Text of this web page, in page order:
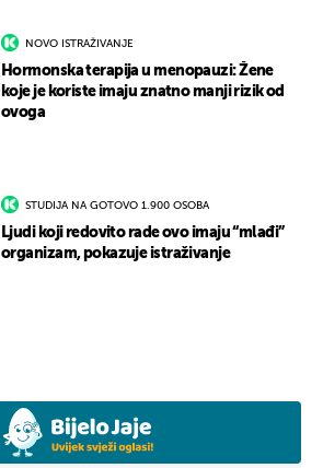
NOVO ISTRAŽIVANJE
Hormonska terapija u menopauzi: Žene
koje je koriste imaju znatno manji rizik od
ovoga
STUDIJA NA GOTOVO 1.900 OSOBA
Ljudi koji redovito rade ovo imaju “mlađi”
organizam, pokazuje istraživanje